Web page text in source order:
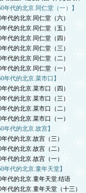
年代的北京.同仁堂（一）】
年代的北京.同仁堂（六）
年代的北京.同仁堂（五）
年代的北京.同仁堂（四）
年代的北京.同仁堂（三）
年代的北京.同仁堂（二）
年代的北京.同仁堂（一）
年代的北京.菜市口】
年代的北京.菜市口（四）
年代的北京.菜市口（三）
年代的北京.菜市口（二）
年代的北京.菜市口（一）
年代的北京.故宫】
年代的北京.故宫（三）
年代的北京.故宫（二）
年代的北京.故宫（一）
年代的北京.童年天堂】
年代的北京.童年天堂.结语
年代的北京.童年天堂（十三）